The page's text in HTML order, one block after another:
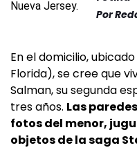
Por
En el domicilio,
Florida), se cree que
Salman, su segunda
tres años. Las
fotos del menor,
objetos de la saga